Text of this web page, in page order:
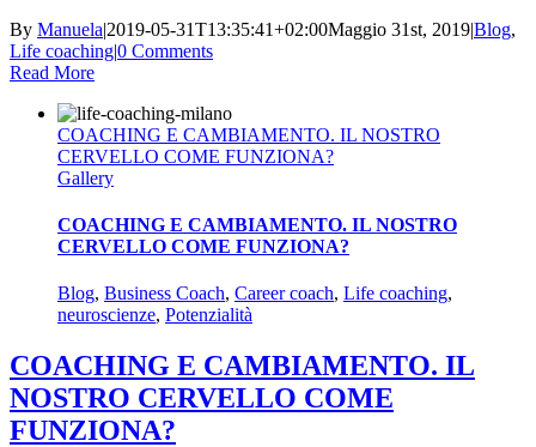
By Manuela|2019-05-31T13:35:41+02:00Maggio 31st, 2019|Blog,
Life coaching|0 Comments
Read More
COACHING E CAMBIAMENTO. IL NOSTRO
CERVELLO COME FUNZIONA?
Gallery
COACHING E CAMBIAMENTO. IL NOSTRO
CERVELLO COME FUNZIONA?
Blog, Business Coach, Career coach, Life coaching,
neuroscienze, Potenzialità
COACHING E CAMBIAMENTO. IL
NOSTRO CERVELLO COME
FUNZIONA?